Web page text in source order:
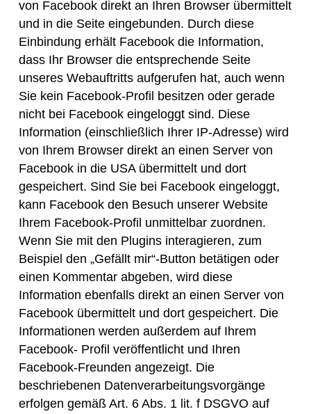
von Facebook direkt an Ihren Browser übermittelt
und in die Seite eingebunden. Durch diese
Einbindung erhält Facebook die Information,
dass Ihr Browser die entsprechende Seite
unseres Webauftritts aufgerufen hat, auch wenn
Sie kein Facebook-Profil besitzen oder gerade
nicht bei Facebook eingeloggt sind. Diese
Information (einschließlich Ihrer IP-Adresse) wird
von Ihrem Browser direkt an einen Server von
Facebook in die USA übermittelt und dort
gespeichert. Sind Sie bei Facebook eingeloggt,
kann Facebook den Besuch unserer Website
Ihrem Facebook-Profil unmittelbar zuordnen.
Wenn Sie mit den Plugins interagieren, zum
Beispiel den „Gefällt mir“-Button betätigen oder
einen Kommentar abgeben, wird diese
Information ebenfalls direkt an einen Server von
Facebook übermittelt und dort gespeichert. Die
Informationen werden außerdem auf Ihrem
Facebook- Profil veröffentlicht und Ihren
Facebook-Freunden angezeigt. Die
beschriebenen Datenverarbeitungsvorgänge
erfolgen gemäß Art. 6 Abs. 1 lit. f DSGVO auf